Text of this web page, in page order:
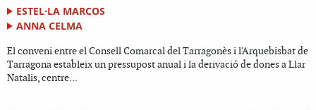
ESTEL·LA MARCOS
ANNA CELMA
El conveni entre el Consell Comarcal del Tarragonès i l'Arquebisbat de
Tarragona estableix un pressupost anual i la derivació de dones a Llar
Natalis, centre...